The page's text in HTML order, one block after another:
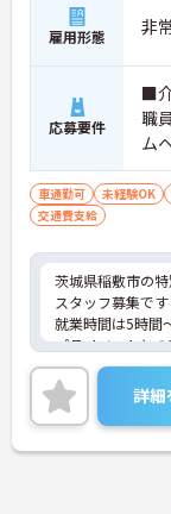
雇用形態 非
応募要件
■
職
ム
ば
車通勤可 未経験OK
交通費支給
茨城県稲敷市の
スタッフ募集です
就業時間は5時間
プライベートと
初めての方も指
てくれるので安
っています！
ご興味ある方に
細をお話致しま
詳細